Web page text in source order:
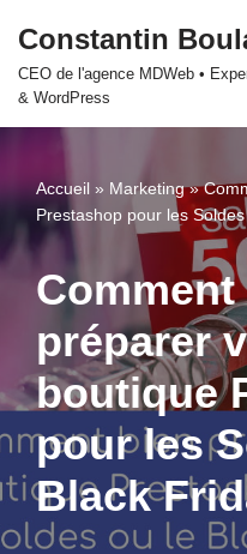
Aller
au
Constantin
CEO de l'agence MDWeb •
& WordPress
Accueil » Marketing»
Prestashop pour les
Comment
préparer
boutique
pour les
Black